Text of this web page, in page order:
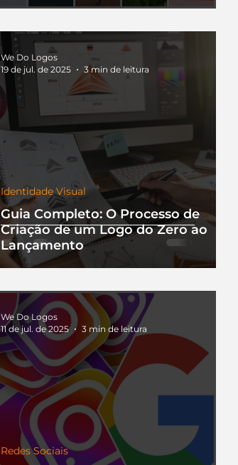
Guia Completo: O Processo de
Criação de um Logo do Zero ao
Lançamento
Identidade Visual
We Do Logos
19 de jul. de 2025
3 min de leitura
Redes Sociais
We Do Logos
11 de jul. de 2025
3 min de leitura